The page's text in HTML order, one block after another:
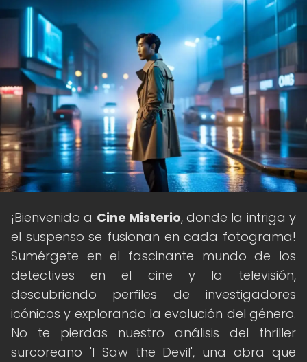
¡Bienvenido a Cine Misterio, donde la intriga y
el suspenso se fusionan en cada fotograma!
Sumérgete en el fascinante mundo de los
detectives en el cine y la televisión,
descubriendo perfiles de investigadores
icónicos y explorando la evolución del género.
No te pierdas nuestro análisis del thriller
surcoreano 'I Saw the Devil', una obra que